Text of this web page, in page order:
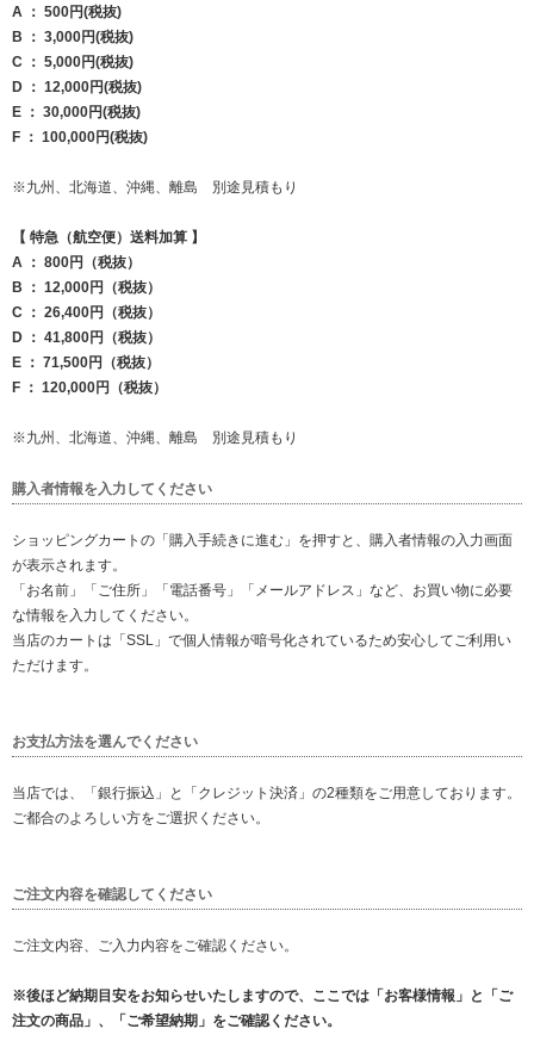
A ： 500円(税抜)
B ： 3,000円(税抜)
C ： 5,000円(税抜)
D ： 12,000円(税抜)
E ： 30,000円(税抜)
F ： 100,000円(税抜)
※九州、北海道、沖縄、離島 別途見積もり
【 特急（航空便）送料加算 】
A ： 800円（税抜）
B ： 12,000円（税抜）
C ： 26,400円（税抜）
D ： 41,800円（税抜）
E ： 71,500円（税抜）
F ： 120,000円（税抜）
※九州、北海道、沖縄、離島 別途見積もり
購入者情報を入力してください
ショッピングカートの「購入手続きに進む」を押すと、購入者情報の入力画面
が表示されます。
「お名前」「ご住所」「電話番号」「メールアドレス」など、お買い物に必要
な情報を入力してください。
当店のカートは「SSL」で個人情報が暗号化されているため安心してご利用い
ただけます。
お支払方法を選んでください
当店では、「銀行振込」と「クレジット決済」の2種類をご用意しております。
ご都合のよろしい方をご選択ください。
ご注文内容を確認してください
ご注文内容、ご入力内容をご確認ください。
※後ほど納期目安をお知らせいたしますので、ここでは「お客様情報」と「ご
注文の商品」、「ご希望納期」をご確認ください。